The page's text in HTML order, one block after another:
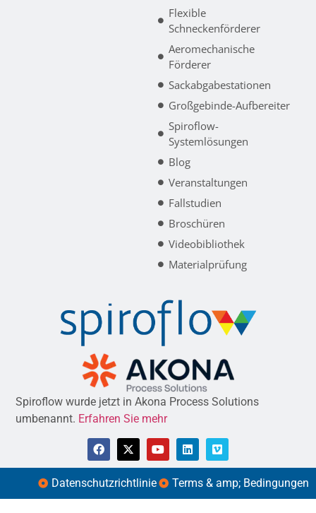
Flexible
Schneckenförderer
Aeromechanische
Förderer
Sackabgabestationen
Großgebinde-Aufbereiter
Spiroflow-
Systemlösungen
Blog
Veranstaltungen
Fallstudien
Broschüren
Videobibliothek
Materialprüfung
Spiroflow wurde jetzt in Akona Process Solutions
umbenannt. Erfahren Sie mehr
Datenschutzrichtlinie Terms & amp; Bedingungen